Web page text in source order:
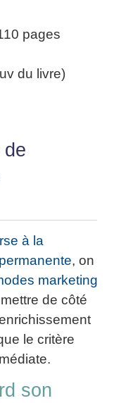
pages
du livre)
à la
, on
marketing
de côté
le critère
son